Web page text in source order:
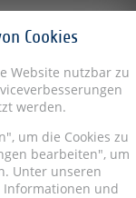
Cookies
Website nutzbar zu
werden.
um die Cookies zu
bearbeiten", um
Unter unseren
und